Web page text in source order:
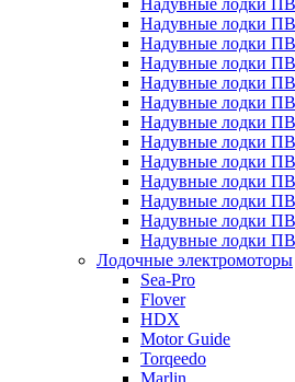
Надувные лодки
Надувные лодки
Надувные лодки
Надувные лодки
Надувные лодки
Надувные лодки
Надувные лодки
Надувные лодки
Надувные лодки
Надувные лодки
Надувные лодки
Надувные лодки
Надувные лодки
Лодочные электромоторы
Sea-Pro
Flover
HDX
Motor Guide
Torqeedo
Marlin